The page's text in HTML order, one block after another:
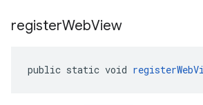
registerWebView
public static void